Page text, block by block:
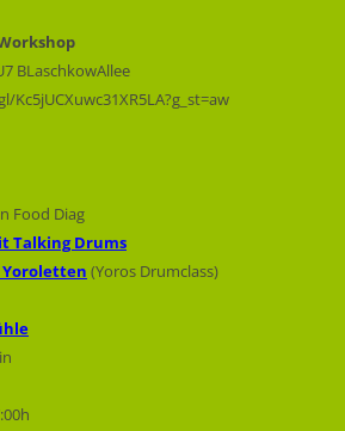
BLaschkowAllee
Food Diag
Talking Drums
Yoroletten (Yoros Drumclass)